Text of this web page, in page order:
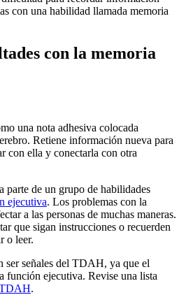
con una habilidad llamada memoria
con la memoria
una nota adhesiva colocada
Retiene información nueva para
con ella y conectarla con otra
de un grupo de habilidades
ejecutiva. Los problemas con la
a las personas de muchas maneras.
que sigan instrucciones o recuerden
o leer.
ser señales del TDAH, ya que el
función ejecutiva. Revise una lista
TDAH.